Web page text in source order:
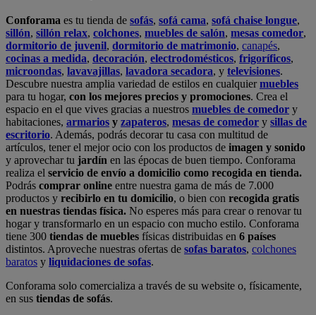
Conforama es tu tienda de sofás, sofá cama, sofá chaise longue,
sillón, sillón relax, colchones, muebles de salón, mesas comedor,
dormitorio de juvenil, dormitorio de matrimonio, canapés,
cocinas a medida, decoración, electrodomésticos, frigoríficos,
microondas, lavavajillas, lavadora secadora, y televisiones.
Descubre nuestra amplia variedad de estilos en cualquiermuebles
para tu hogar, con los mejores precios y promociones. Crea el
espacio en el que vives gracias a nuestros muebles de comedor y
habitaciones, armarios y zapateros, mesas de comedor y sillas de
escritorio. Además, podrás decorar tu casa con multitud de
artículos, tener el mejor ocio con los productos de imagen y sonido
y aprovechar tu jardín en las épocas de buen tiempo. Conforama
realiza el servicio de envío a domicilio como recogida en tienda.
Podrás comprar online entre nuestra gama de más de 7.000
productos y recibirlo en tu domicilio, o bien con recogida gratis
en nuestras tiendas física. No esperes más para crear o renovar tu
hogar y transformarlo en un espacio con mucho estilo. Conforama
tiene 300 tiendas de muebles físicas distribuidas en 6 países
distintos. Aproveche nuestras ofertas de sofas baratos, colchones
baratos y liquidaciones de sofas.
Conforama solo comercializa a través de su website o, físicamente,
en sus tiendas de sofás.